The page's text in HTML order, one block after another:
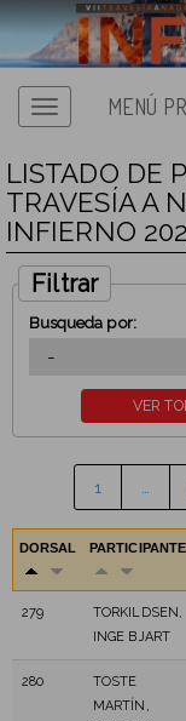
MENÚ
LISTADO DE
TRAVESÍA A
INFIERNO
Filtrar
Busqueda por:
1
DORSAL PARTICIPANTE
279
TORKILDSEN,
INGE BJART
280
TOSTE
MARTÍN,